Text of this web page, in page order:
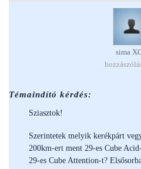
sima
Témaindító kérdés:
Sziasztok!
Szerintetek melyik kerékpárt
200km-ert ment 29-es Cube
29-es Cube Attention-t?